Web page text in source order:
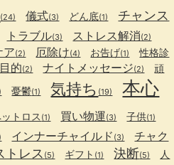
(24) 儀式(3) どん底(1) チャンス
トラブル(3) ストレス解消(2)
ア(2) 厄除け(4) お告げ(1)
性格診
的(2) ナイトメッセージ(2)
頑
憂鬱(1) 気持ち (19) 本心
トロス (1) 買い物運(3) 子供(1)
インナーチャイルド (3)
チャク
トレス (5) ギフト (1) 決断(5)
人